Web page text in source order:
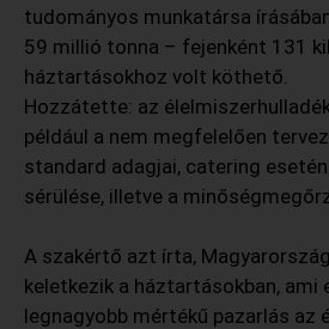
tudományos munkatársa
59 millió tonna – fejenként 131
háztartásokhoz volt köthető.
Hozzátette: az
például a nem megfelelően
standard adagjai, catering
sérülése, illetve a
A szakértő azt írta,
keletkezik a háztartásokban,
legnagyobb mértékű pazarlás